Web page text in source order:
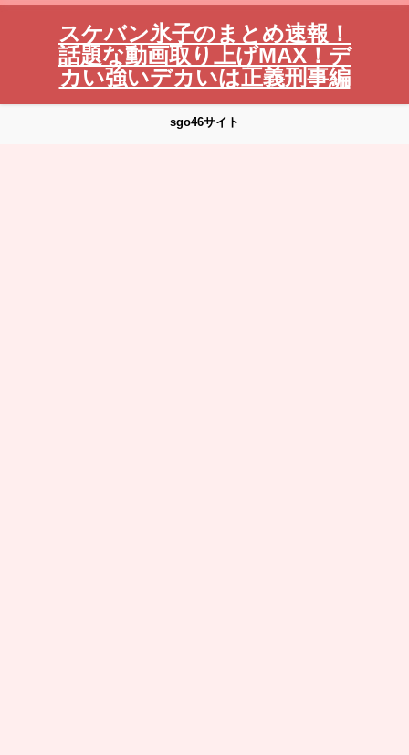
スケバン氷子のまとめ速報！
話題な動画取り上げMAX！デ
カい強いデカいは正義刑事編
sgo46サイト